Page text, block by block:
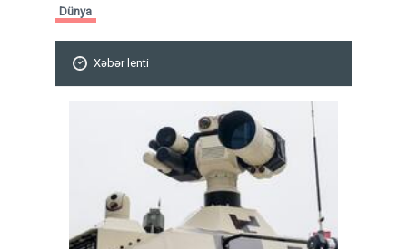
Dünya
Xəbər lenti